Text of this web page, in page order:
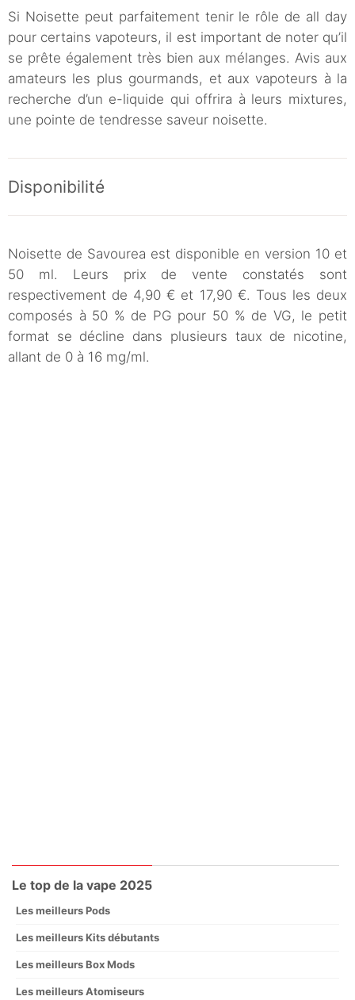
Si Noisette peut parfaitement tenir le rôle de all day
pour certains vapoteurs, il est important de noter qu’il
se prête également très bien aux mélanges. Avis aux
amateurs les plus gourmands, et aux vapoteurs à la
recherche d’un e-liquide qui offrira à leurs mixtures,
une pointe de tendresse saveur noisette.
Disponibilité
Noisette de Savourea est disponible en version 10 et
50 ml. Leurs prix de vente constatés sont
respectivement de 4,90 € et 17,90 €. Tous les deux
composés à 50 % de PG pour 50 % de VG, le petit
format se décline dans plusieurs taux de nicotine,
allant de 0 à 16 mg/ml.
Le top de la vape 2025
Les meilleurs Pods
Les meilleurs Kits débutants
Les meilleurs Box Mods
Les meilleurs Atomiseurs